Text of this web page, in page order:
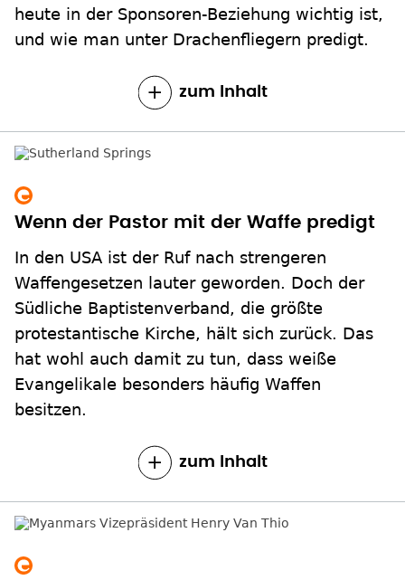
heute in der Sponsoren-Beziehung wichtig ist,
und wie man unter Drachenfliegern predigt.
zum Inhalt
Wenn der Pastor mit der Waffe predigt
In den USA ist der Ruf nach strengeren
Südliche Baptistenverband, die größte
protestantische Kirche, hält sich zurück. Das
hat wohl auch damit zu tun, dass weiße
Evangelikale besonders häufig Waffen
besitzen.
Ein Christ an der Macht: Symbol oder
wirklicher Wandel?
Am ersten April wird in Myanmar nach